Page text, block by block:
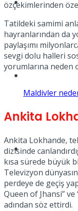
Tatil
özçekimlerinden
Tatildeki samimi
hayranlarından da
paylaşımı
sevgi dolu halleri
yorumlarına neden
Maldivler
Ankita
Ankita Lokhande,
dizisinde
kısa sürede büyük
Televizyon
perdeye de geçiş
Queen of Jhansi”
adından söz ettirdi.